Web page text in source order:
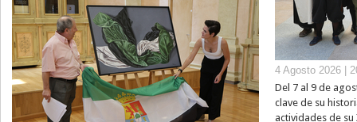
4 Agosto 2026 |
Del 7 al 9 de
clave de su
actividades de